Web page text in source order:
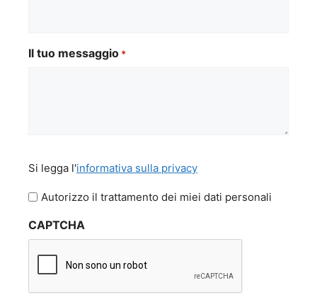
Il tuo messaggio *
legga
l'informativa
privacy
Si legga l'informativa sulla privacy
Autorizzo il trattamento dei miei dati personali
CAPTCHA